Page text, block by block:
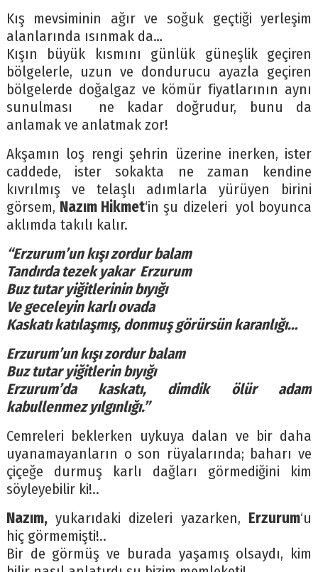
Kış mevsiminin ağır ve soğuk geçtiği yerleşim
alanlarında ısınmak da…
Kışın büyük kısmını günlük güneşlik geçiren
bölgelerle, uzun ve dondurucu ayazla geçiren
bölgelerde doğalgaz ve kömür fiyatlarının aynı
sunulması ne kadar doğrudur, bunu da
anlamak ve anlatmak zor!
Akşamın loş rengi şehrin üzerine inerken, ister
caddede, ister sokakta ne zaman kendine
kıvrılmış ve telaşlı adımlarla yürüyen birini
görsem, Nazım Hikmet‘in şu dizeleri yol boyunca
aklımda takılı kalır.
“Erzurum’un kışı zordur balam
Tandırda tezek yakar Erzurum
Buz tutar yiğitlerinin bıyığı
Ve geceleyin karlı ovada
Kaskatı katılaşmış, donmuş görürsün karanlığı…
Erzurum’un kışı zordur balam
Buz tutar yiğitlerin bıyığı
Erzurum’da kaskatı, dimdik ölür adam
kabullenmez yılgınlığı.”
Cemreleri beklerken uykuya dalan ve bir daha
uyanamayanların o son rüyalarında; baharı ve
çiçeğe durmuş karlı dağları görmediğini kim
söyleyebilir ki!..
Nazım,yukarıdaki dizeleri yazarken, Erzurum‘u
hiç görmemişti!..
Bir de görmüş ve burada yaşamış olsaydı, kim